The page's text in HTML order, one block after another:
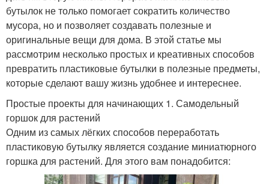
бутылок не только помогает сократить количество
мусора, но и позволяет создавать полезные и
оригинальные вещи для дома. В этой статье мы
рассмотрим несколько простых и креативных способов
превратить пластиковые бутылки в полезные предметы,
которые сделают вашу жизнь удобнее и интереснее.
Простые проекты для начинающих 1. Самодельный
горшок для растений
Одним из самых лёгких способов переработать
пластиковую бутылку является создание миниатюрного
горшка для растений. Для этого вам понадобится: